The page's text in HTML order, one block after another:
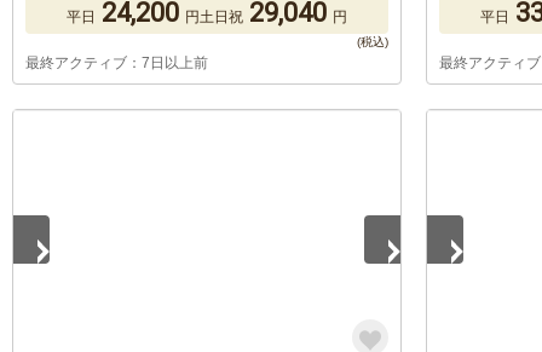
平日 24,200 円土日祝 29,040 円
最終アクティブ：7日以上前
平日
最終アクティ